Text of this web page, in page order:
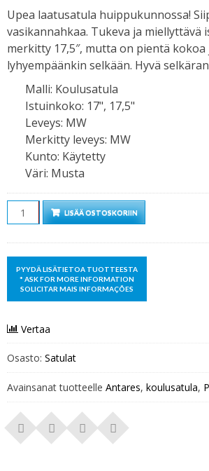
Upea laatusatula huippukunnossa!
vasikannahkaa. Tukeva ja miellyttävä
merkitty 17,5″, mutta on pientä kokoa
lyhyempäänkin selkään. Hyvä
Malli: Koulusatula
Istuinkoko: 17", 17,5"
Leveys: MW
Merkitty leveys: MW
Kunto: Käytetty
Väri: Musta
Määrä LISÄÄ OSTOSKORIIN
Vertaa
Osasto: Satulat
Avainsanat tuotteelle Antares, koulusatula,